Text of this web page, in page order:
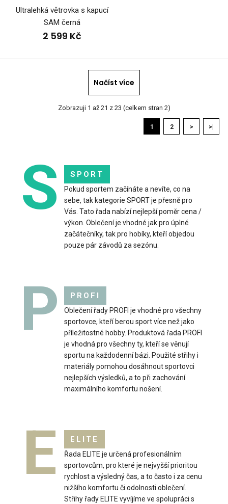
Dámská bunda s kapucí WINTERMAN 2.0
Dámská sportovní bunda WINTERMANDámská bunda
WINTERMAN je navržená pro sportovní aktivity i běžný po..
Dámská sportovní bunda s kapucí VIJA
2 999 Kč
Ultralehká větrovka s kapucí
SAM černá
2 599 Kč
Načíst více
Zobrazuji 1 až 21 z 23 (celkem stran 2)
1 2 > >|
S SPORT
Pokud sportem začínáte a nevíte, co na
sebe, tak kategorie SPORT je přesně pro
Vás. Tato řada nabízí nejlepší poměr cena /
výkon. Oblečení je vhodné jak pro úplné
začátečníky, tak pro hobíky, kteří objedou
pouze pár závodů za sezónu.
P PROFI
Oblečení řady PROFI je vhodné pro všechny
sportovce, kteří berou sport více než jako
příležitostné hobby. Produktová řada PROFI
je vhodná pro všechny ty, kteří se věnují
sportu na každodenní bázi. Použité střihy i
materiály pomohou dosáhnout sportovci
nejlepších výsledků, a to při zachování
maximálního komfortu nošení.
E ELITE
Řada ELITE je určená profesionálním
sportovcům, pro které je nejvyšší prioritou
rychlost a výsledný čas, a to často i za cenu
nižšího komfortu či odolnosti oblečení.
Střihy řady ELITE vyvíjíme ve spolupráci s